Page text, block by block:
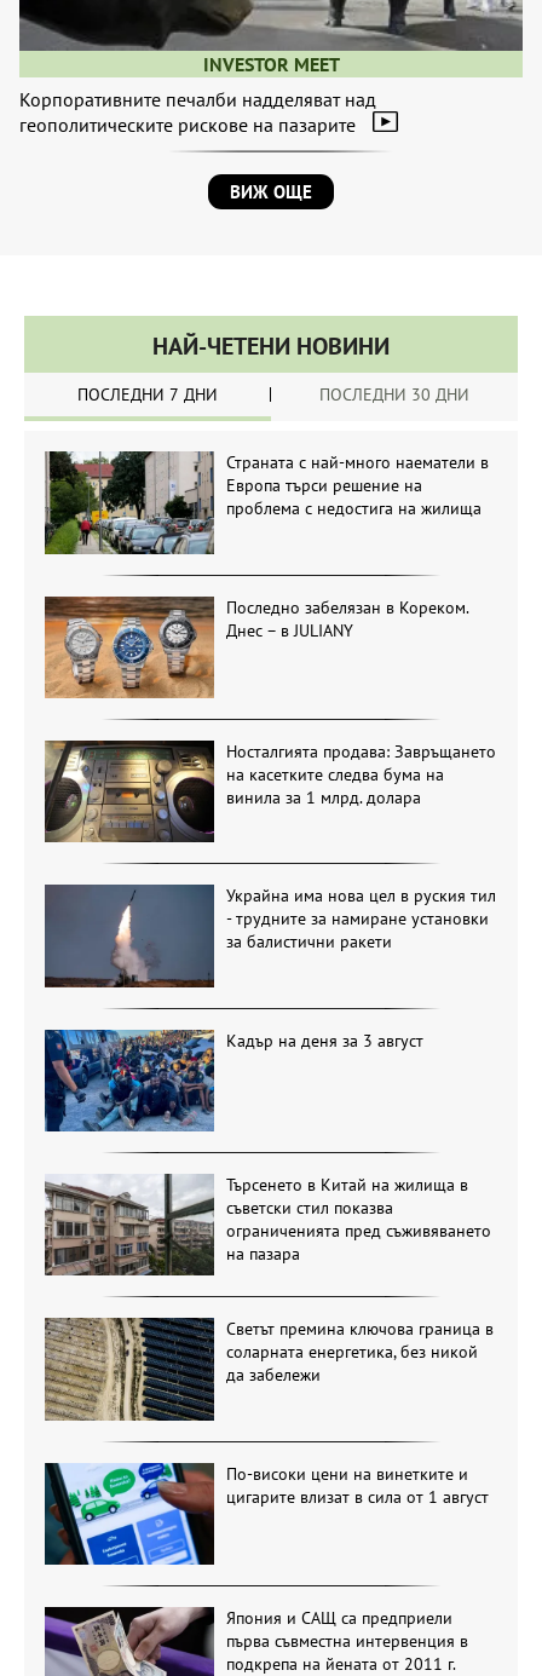
INVESTOR MEET
Корпоративните печалби надделяват над
геополитическите рискове на пазарите
ВИЖ ОЩЕ
НАЙ-ЧЕТЕНИ НОВИНИ
ПОСЛЕДНИ 7 ДНИ ПОСЛЕДНИ 30 ДНИ
Страната с най-много наематели в
Европа търси решение на
проблема с недостига на жилища
Последно забелязан в Кореком.
Днес – в JULIANY
Носталгията продава: Завръщането
на касетките следва бума на
винила за 1 млрд. долара
Украйна има нова цел в руския тил
- трудните за намиране установки
за балистични ракети
Кадър на деня за 3 август
Търсенето в Китай на жилища в
съветски стил показва
ограниченията пред съживяването
на пазара
Светът премина ключова граница в
соларната енергетика, без никой
да забележи
По-високи цени на винетките и
цигарите влизат в сила от 1 август
Япония и САЩ са предприели
първа съвместна интервенция в
подкрепа на йената от 2011 г.